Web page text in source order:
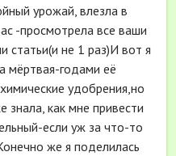
урожай, влезла в
-просмотрела все ваши
статьи(и не 1 раз)И вот я
мёртвая-годами её
удобрения,но
знала, как мне привести
если уж за что-то
же я поделилась